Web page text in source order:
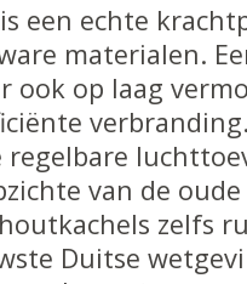
een echte
materialen.
ook op laag
van de
zelfs
Duitse